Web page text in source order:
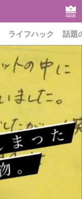
RANK
ライフハック 話題